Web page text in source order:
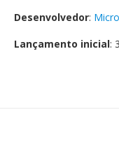
Desenvolvedor:
Lançamento inicial: